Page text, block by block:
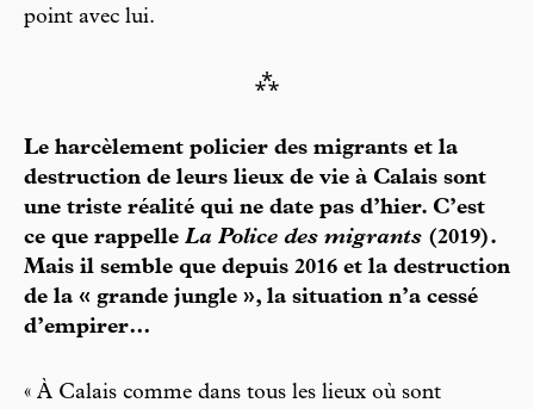
point avec lui.
⁂
Le harcèlement policier des migrants et la
destruction de leurs lieux de vie à Calais sont
une triste réalité qui ne date pas d’hier. C’est
ce que rappelle La Police des migrants (2019).
Mais il semble que depuis 2016 et la destruction
de la « grande jungle », la situation n’a cessé
d’empirer…
« À Calais comme dans tous les lieux où sont